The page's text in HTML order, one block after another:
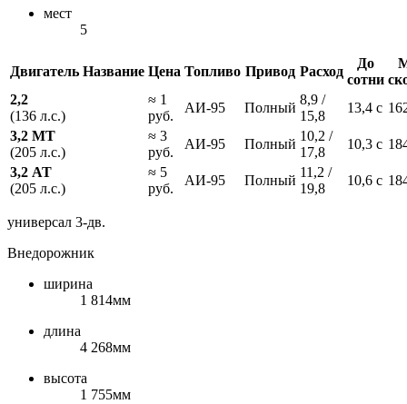
мест
5
Двигатель Название Цена Топливо Привод Расход
До
сотни
2,2
(136 л.с.)
≈ 1
руб.
АИ-95 Полный
8,9 /
15,8
13,4 с
3,2 МТ
(205 л.с.)
≈ 3
руб.
АИ-95 Полный
10,2 /
17,8
10,3 с
3,2 АТ
(205 л.с.)
≈ 5
руб.
АИ-95 Полный
11,2 /
19,8
10,6 с
универсал 3-дв.
Внедорожник
ширина
1 814мм
длина
4 268мм
высота
1 755мм